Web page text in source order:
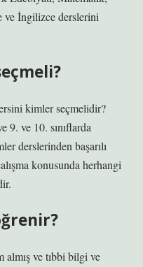
ve İngilizce derslerini
kimler seçmelidir?
ve 10. sınıflarda
derslerinden başarılı
konusunda herhangi
almış ve tıbbi bilgi ve